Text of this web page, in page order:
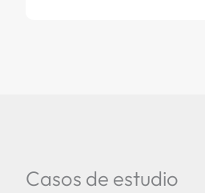
Casos de estudio